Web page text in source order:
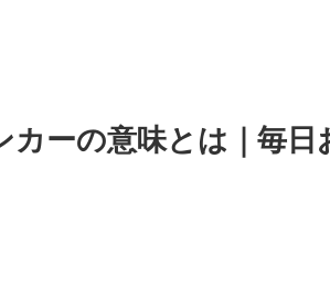
カーの意味とは｜毎日